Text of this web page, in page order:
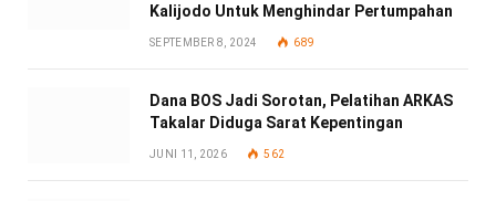
Kalijodo Untuk Menghindar Pertumpahan
SEPTEMBER 8, 2024 689
Dana BOS Jadi Sorotan, Pelatihan ARKAS
Takalar Diduga Sarat Kepentingan
JUNI 11, 2026 562